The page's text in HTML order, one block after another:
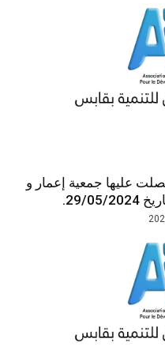
عليها جمعية إعمار و